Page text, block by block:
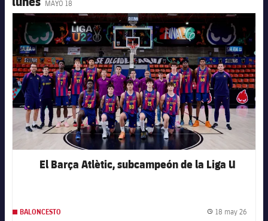
MAYO 18
FC Barcelona club badge
El Barça Atlètic, subcampeón de la Liga U
BALONCESTO Fecha
18 may 26